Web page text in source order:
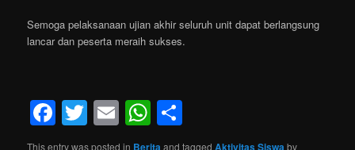
Semoga pelaksanaan ujian akhir seluruh unit dapat berlangsung
lancar dan peserta meraih sukses.
Facebook
Twitter
EmailWhatsApp
This entry was posted in Berita and taggedAktivitas Siswa by